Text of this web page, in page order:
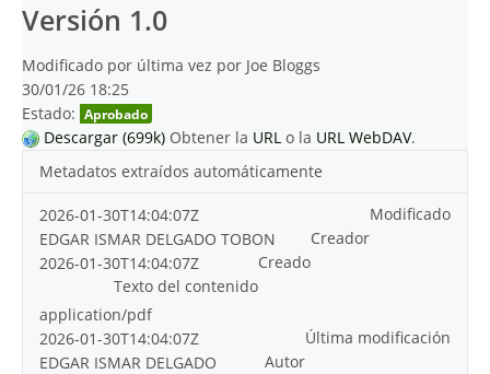
Versión 1.0
Modificado por última vez por Joe Bloggs
30/01/26 18:25
Estado: Aprobado
Descargar (699k) Obtener la URL o la URL WebDAV.
Metadatos extraídos automáticamente
Modificado
2026-01-30T14:04:07Z
Creador
EDGAR ISMAR DELGADO TOBON
Creado
2026-01-30T14:04:07Z
Texto del contenido
application/pdf
Última modificación
2026-01-30T14:04:07Z
Autor
EDGAR ISMAR DELGADO